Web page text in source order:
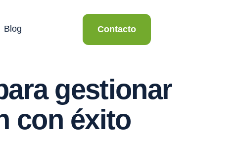
Blog Contacto
gestionar
con éxito